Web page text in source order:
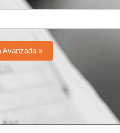
Avanzada »